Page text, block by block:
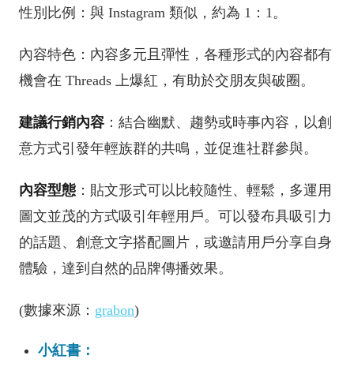
性別比例：與 Instagram 類似，約為 1：1。
內容特色：內容多元且彈性，各種形式的內容都有
機會在 Threads 上爆紅，有助於交朋友與破圈。
建議行銷內容 ：結合幽默、趨勢或時事內容，以創
意方式引發年輕族群的共鳴，並促進社群參與。
內容型態 ：貼文形式可以比較隨性、輕鬆，多運用
圖文並茂的方式吸引年輕用戶。可以發布具吸引力
的話題、創意文字搭配圖片，或邀請用戶分享自身
體驗，達到自然的品牌傳播效果。
(數據來源： grabon)
小紅書：